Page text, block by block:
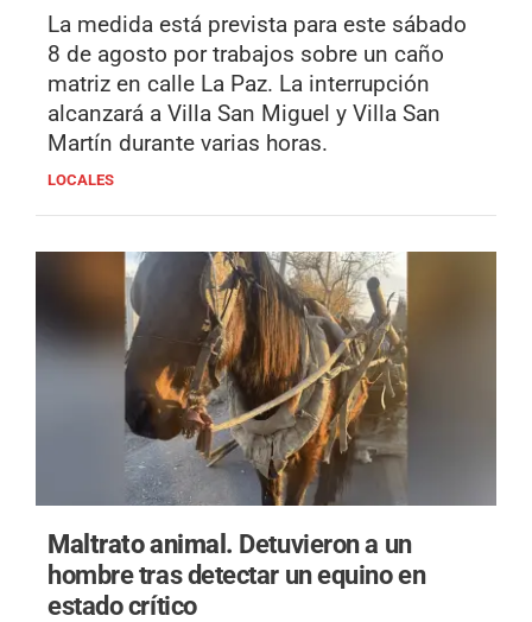
La medida está prevista para este sábado
8 de agosto por trabajos sobre un caño
matriz en calle La Paz. La interrupción
alcanzará a Villa San Miguel y Villa San
Martín durante varias horas.
LOCALES
Maltrato animal. Detuvieron a un
hombre tras detectar un equino en
estado crítico